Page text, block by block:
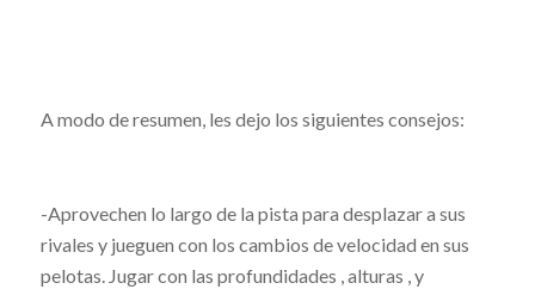
A modo de resumen, les dejo los siguientes consejos:
-Aprovechen lo largo de la pista para desplazar a sus
rivales y jueguen con los cambios de velocidad en sus
pelotas. Jugar con las profundidades , alturas , y